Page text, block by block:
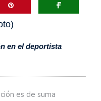
en el deportista
es de suma